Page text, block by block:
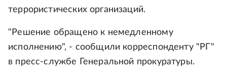
террористических организаций.
"Решение обращено к немедленному
исполнению", - сообщили корреспонденту "РГ"
в пресс-службе Генеральной прокуратуры.